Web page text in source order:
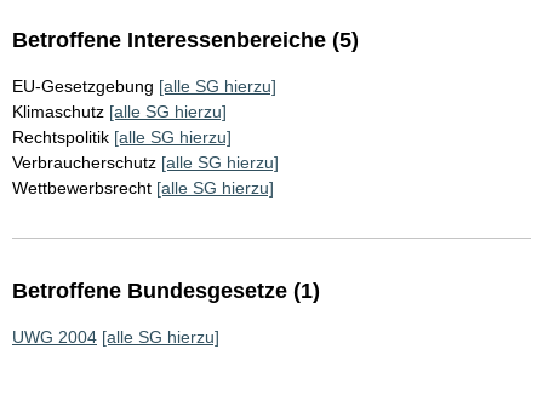
Betroffene Interessenbereiche (5)
EU-Gesetzgebung [alle SG hierzu]
Klimaschutz [alle SG hierzu]
Rechtspolitik [alle SG hierzu]
Verbraucherschutz [alle SG hierzu]
Wettbewerbsrecht [alle SG hierzu]
Betroffene Bundesgesetze (1)
UWG 2004 [alle SG hierzu]